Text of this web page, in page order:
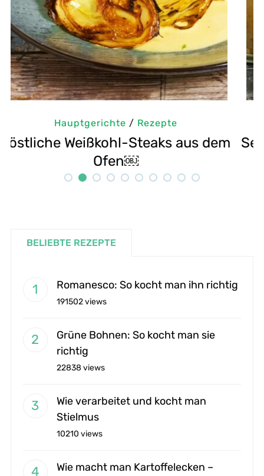
Hauptgerichte/Rezepte
Selbstgemachte Tahini: Sesampaste
Rezept
BELIEBTE REZEPTE
Romanesco: So kocht man ihn richtig
191502 views
Grüne Bohnen: So kocht man sie
richtig
22838 views
Wie verarbeitet und kocht man
Stielmus
10210 views
Wie macht man Kartoffelecken –